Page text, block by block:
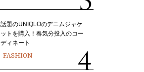
話題のUNIQLOのデニムジャケ
ットを購入！春気分投入のコー
ディネート
FASHION